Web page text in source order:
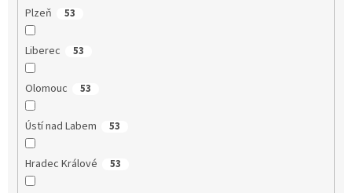
Plzeň 53
Liberec 53
Olomouc 53
Ústí nad Labem 53
Hradec Králové 53